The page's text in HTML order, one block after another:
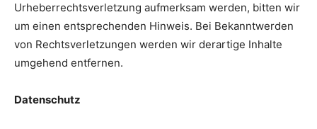
Urheberrechtsverletzung aufmerksam werden, bitten wir
um einen entsprechenden Hinweis. Bei Bekanntwerden
von Rechtsverletzungen werden wir derartige Inhalte
umgehend entfernen.
Datenschutz